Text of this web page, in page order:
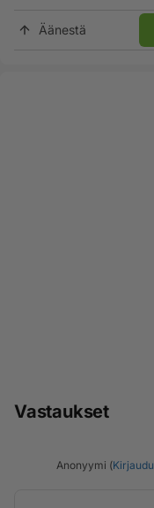
Äänestä
Vastaukset
Anonyymi (Kirjaudu